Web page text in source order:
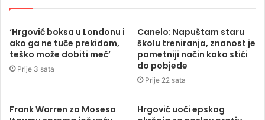
‘Hrgović boksa u Londonu i
ako ga ne tuče prekidom,
teško može dobiti meč’
Prije 3 sata
Canelo: Napuštam staru
školu treniranja, znanost je
pametniji način kako stići
do pobjede
Prije 22 sata
Frank Warren za Mosesa
Hrgović uoči epskog